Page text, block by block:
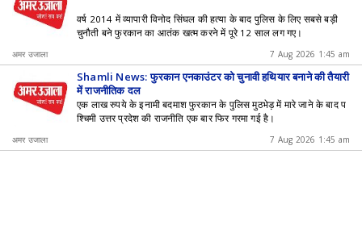
वर्ष 2014 में व्यापारी विनोद सिंघल की हत्या के बाद पुलिस के लिए सबसे बड़ी
चुनौती बने फुरकान का आतंक खत्म करने में पूरे 12 साल लग गए।
अमर उजाला 7 Aug 2026 1:45 am
Shamli News: फुरकान एनकाउंटर को चुनावी हथियार बनाने की तैयारी
में राजनीतिक दल
एक लाख रुपये के इनामी बदमाश फुरकान के पुलिस मुठभेड़ में मारे जाने के बाद प
श्चिमी उत्तर प्रदेश की राजनीति एक बार फिर गरमा गई है।
अमर उजाला 7 Aug 2026 1:45 am